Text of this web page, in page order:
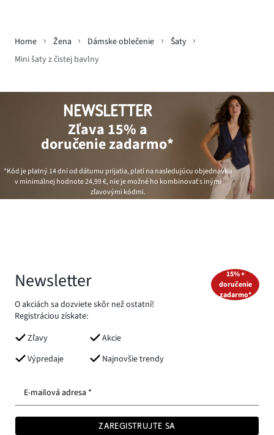
Home Žena Dámske oblečenie
Šaty
Mini šaty z čistej bavlny
NEWSLETTER
Zľava 15% a
doručenie zadarmo*
*Kód je platný 14 dní od dátumu prijatia, platí na nasledujúcu objednávku
v minimálnej hodnote24,99 €, nie je možné ho kombinovať s inými
zľavovými kódmi.
Newsletter
O akciách sa dozviete skôr než ostatní!
Registráciou získate:
Zľavy
Akcie
Výpredaje
Najnovšie trendy
15% +
doručenie
zadarmo*
E-mailová adresa *
ZAREGISTRUJTE SA